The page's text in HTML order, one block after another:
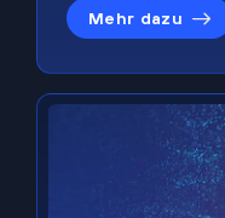
Mehr dazu